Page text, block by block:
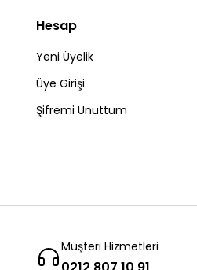
Hesap
Yeni Üyelik
Üye Girişi
Şifremi Unuttum
Müşteri Hizmetleri